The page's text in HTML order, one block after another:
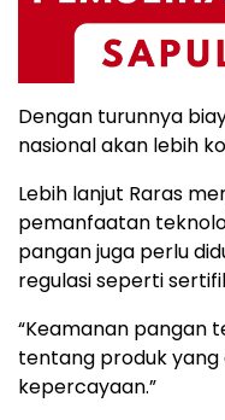
Dengan turunnya
nasional akan lebih
Lebih lanjut Raras
pemanfaatan
pangan juga perlu
regulasi seperti
“Keamanan pangan
tentang produk yang
kepercayaan.”